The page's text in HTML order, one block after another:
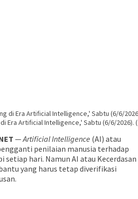
Era Artificial Intelligence,' Sabtu (6/6/
—Artificial Intelligence (AI) atau
penilaian manusia terhadap
setiap hari. Namun AI atau Kecerdasan
yang harus tetap diverifikasi